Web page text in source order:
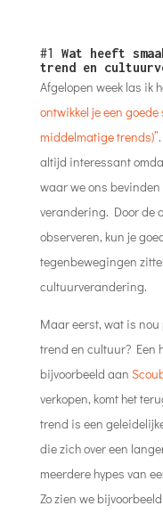
#1 Wat heeft
trend en
Afgelopen week las ik
ontwikkel je een
middelmatige trends)”
altijd interessant
waar we ons
verandering. Door de
observeren, kun je
tegenbewegingen
cultuurverandering.
Maar eerst, wat is
trend en cultuur? Een
bijvoorbeeld aan
verkopen, komt het
trend is een
die zich over een
meerdere hypes van
Zo zien we